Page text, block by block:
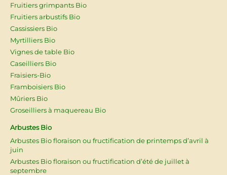
Fruitiers grimpants Bio
Fruitiers arbustifs Bio
Cassissiers Bio
Myrtilliers Bio
Vignes de table Bio
Caseilliers Bio
Fraisiers-Bio
Framboisiers Bio
Mûriers Bio
Groseilliers à maquereau Bio
Arbustes Bio
Arbustes Bio floraison ou fructification de printemps d’avril à
juin
Arbustes Bio floraison ou fructification d’été de juillet à
septembre